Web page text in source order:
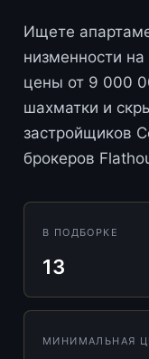
Ищете
низменности
цены от 9 000
шахматки и
застройщиков
брокеров
В ПОДБОРКЕ
13
МИНИМАЛЬНАЯ